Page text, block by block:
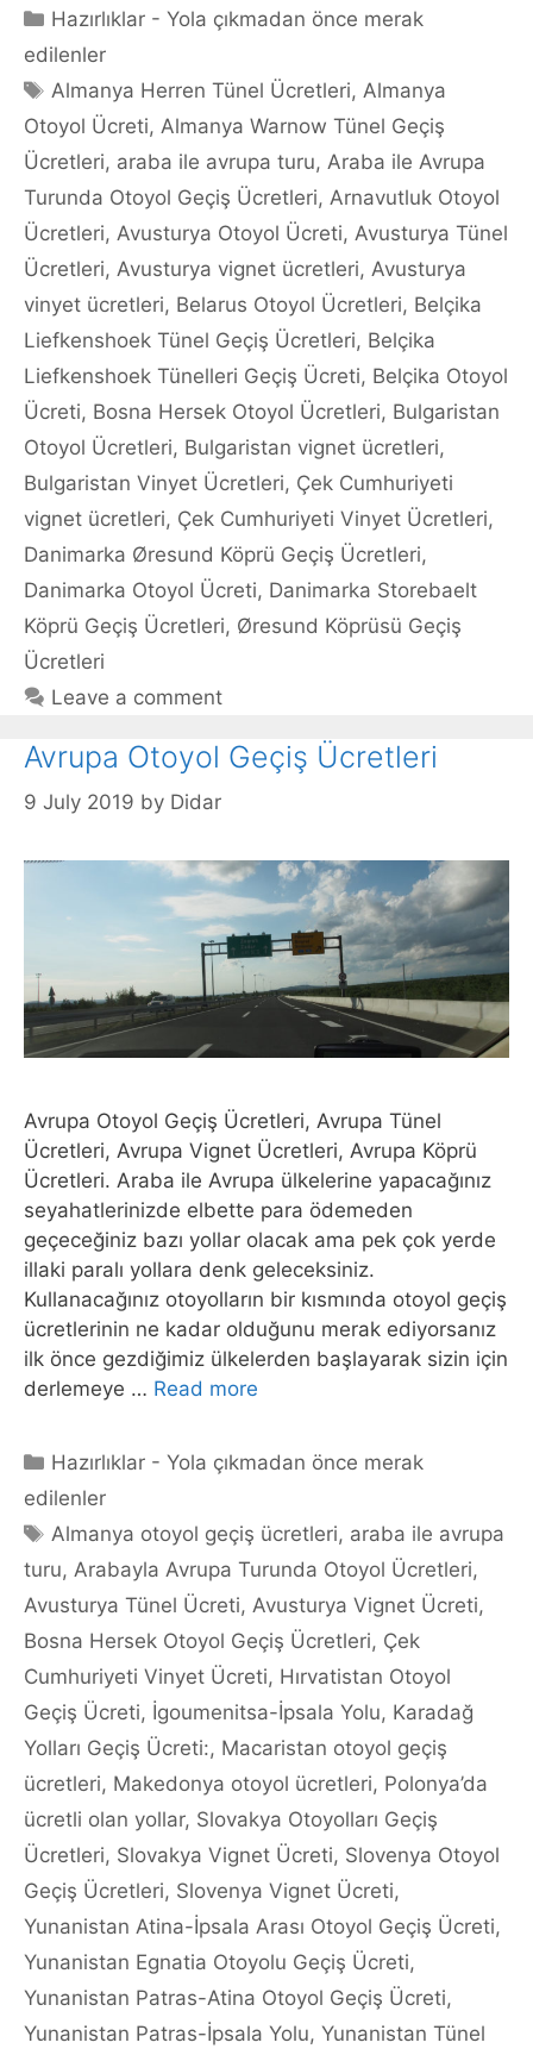
Categories
Hazırlıklar - Yola çıkmadan önce merak
edilenler
Tags
Almanya Herren Tünel Ücretleri, Almanya
Otoyol Ücreti, Almanya Warnow Tünel Geçiş
Ücretleri, araba ile avrupa turu, Araba ile Avrupa
Turunda Otoyol Geçiş Ücretleri, Arnavutluk Otoyol
Ücretleri, Avusturya Otoyol Ücreti, Avusturya Tünel
Ücretleri, Avusturya vignet ücretleri, Avusturya
vinyet ücretleri, Belarus Otoyol Ücretleri, Belçika
Liefkenshoek Tünel Geçiş Ücretleri, Belçika
Liefkenshoek Tünelleri Geçiş Ücreti, Belçika Otoyol
Ücreti, Bosna Hersek Otoyol Ücretleri, Bulgaristan
Otoyol Ücretleri, Bulgaristan vignet ücretleri,
Bulgaristan Vinyet Ücretleri, Çek Cumhuriyeti
vignet ücretleri, Çek Cumhuriyeti Vinyet Ücretleri,
Danimarka Øresund Köprü Geçiş Ücretleri,
Danimarka Otoyol Ücreti, Danimarka Storebaelt
Köprü Geçiş Ücretleri, Øresund Köprüsü Geçiş
Ücretleri
Leave a comment
Avrupa Otoyol Geçiş Ücretleri
9 July 2019 by Didar
Avrupa Otoyol Geçiş Ücretleri, Avrupa Tünel
Ücretleri, Avrupa Vignet Ücretleri, Avrupa Köprü
Ücretleri. Araba ile Avrupa ülkelerine yapacağınız
seyahatlerinizde elbette para ödemeden
geçeceğiniz bazı yollar olacak ama pek çok yerde
illaki paralı yollara denk geleceksiniz.
Kullanacağınız otoyolların bir kısmında otoyol geçiş
ücretlerinin ne kadar olduğunu merak ediyorsanız
ilk önce gezdiğimiz ülkelerden başlayarak sizin için
derlemeye … Read more
Categories
Hazırlıklar - Yola çıkmadan önce merak
edilenler
Tags
Almanya otoyol geçiş ücretleri, araba ile avrupa
turu, Arabayla Avrupa Turunda Otoyol Ücretleri,
Avusturya Tünel Ücreti, Avusturya Vignet Ücreti,
Bosna Hersek Otoyol Geçiş Ücretleri, Çek
Cumhuriyeti Vinyet Ücreti, Hırvatistan Otoyol
Geçiş Ücreti, İgoumenitsa-İpsala Yolu, Karadağ
Yolları Geçiş Ücreti:, Macaristan otoyol geçiş
ücretleri, Makedonya otoyol ücretleri, Polonya’da
ücretli olan yollar, Slovakya Otoyolları Geçiş
Ücretleri, Slovakya Vignet Ücreti, Slovenya Otoyol
Geçiş Ücretleri, Slovenya Vignet Ücreti,
Yunanistan Atina-İpsala Arası Otoyol Geçiş Ücreti,
Yunanistan Egnatia Otoyolu Geçiş Ücreti,
Yunanistan Patras-Atina Otoyol Geçiş Ücreti,
Yunanistan Patras-İpsala Yolu, Yunanistan Tünel